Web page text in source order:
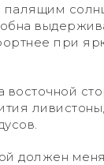
при
восточной
должен